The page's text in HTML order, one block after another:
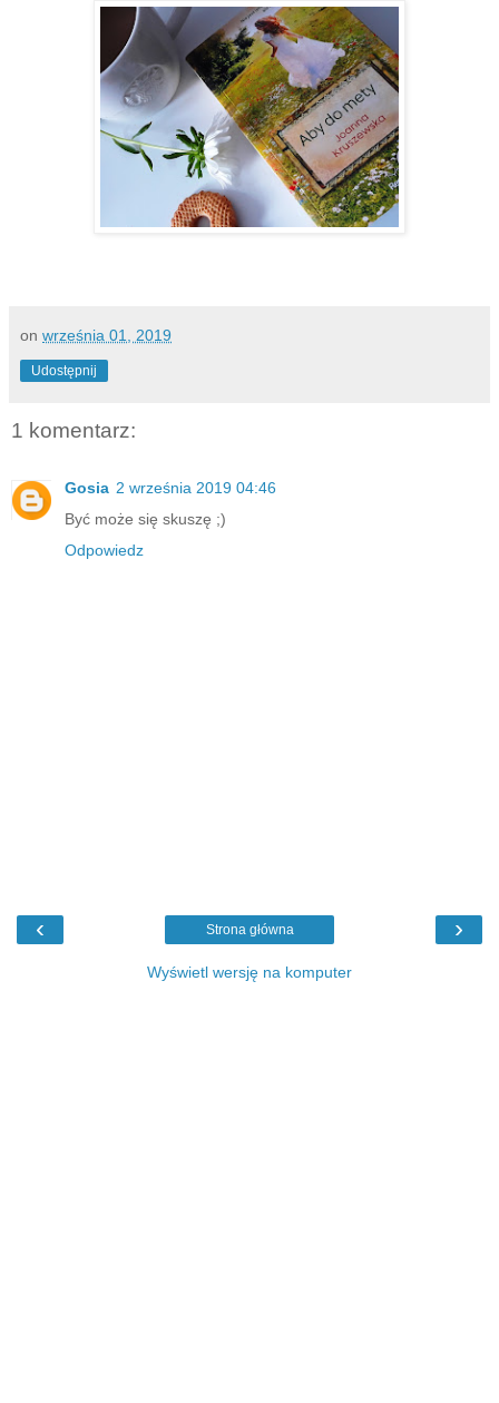
on września 01, 2019
Udostępnij
1 komentarz:
Gosia 2 września 2019 04:46
Być może się skuszę ;)
Odpowiedz
‹ ›
Strona główna
Wyświetl wersję na komputer